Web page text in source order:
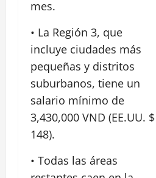
mes.
• La Región 3, que
incluye ciudades más
pequeñas y distritos
suburbanos, tiene un
salario mínimo de
3,430,000 VND (EE.UU. $
148).
• Todas las áreas